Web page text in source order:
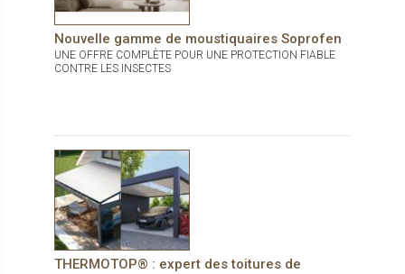
Nouvelle gamme de moustiquaires Soprofen
UNE OFFRE COMPLÈTE POUR UNE PROTECTION FIABLE
CONTRE LES INSECTES
THERMOTOP® : expert des toitures de